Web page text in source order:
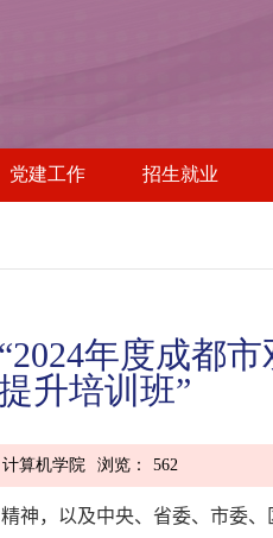
党建工作 招生就业
年度成都
升培训班”
算机学院 浏览： 562
神，以及中央、省委、市委